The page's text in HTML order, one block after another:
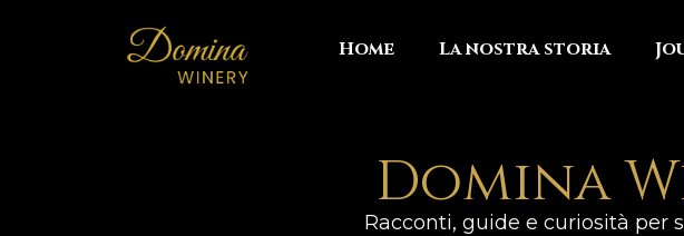
Home La nostra storia
Domina
Racconti, guide e curiosità per